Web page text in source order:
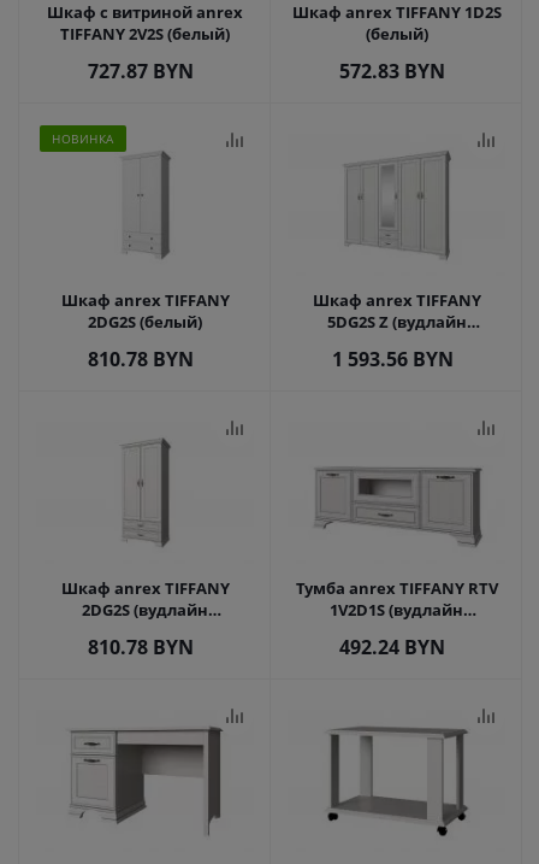
Шкаф с витриной anrex
TIFFANY 2V2S (белый)
727.87 BYN
Шкаф anrex TIFFANY 1D2S
(белый)
572.83 BYN
НОВИНКА
Шкаф anrex TIFFANY
2DG2S (белый)
810.78 BYN
Шкаф anrex TIFFANY
5DG2S Z (вудлайн
1 593.56BYN
Шкаф anrex TIFFANY
2DG2S (вудлайн
810.78 BYN
Тумба anrex TIFFANY RTV
1V2D1S (вудлайн
492.24 BYN